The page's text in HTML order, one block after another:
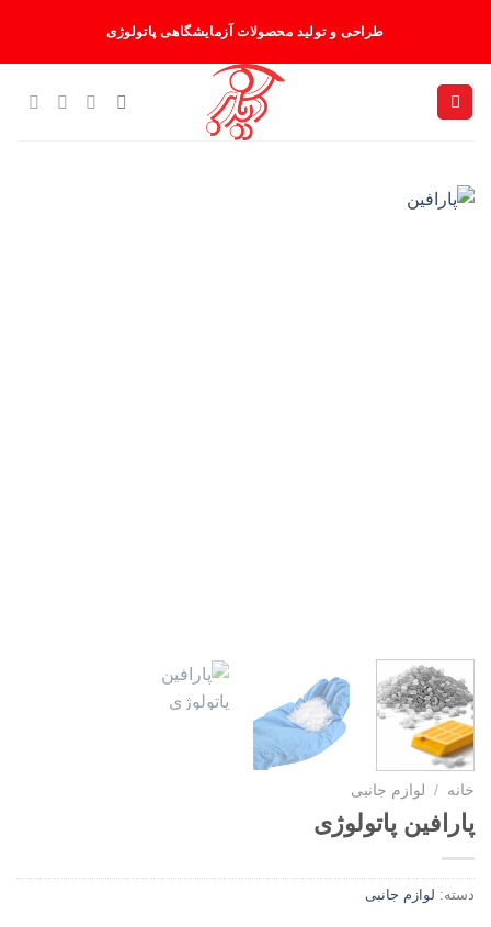
content
طراحی و تولید محصولات آزمایشگاهی پاتولوژی
خانه / لوازم جانبی
پارافین پاتولوژی
دسته: لوازم جانبی